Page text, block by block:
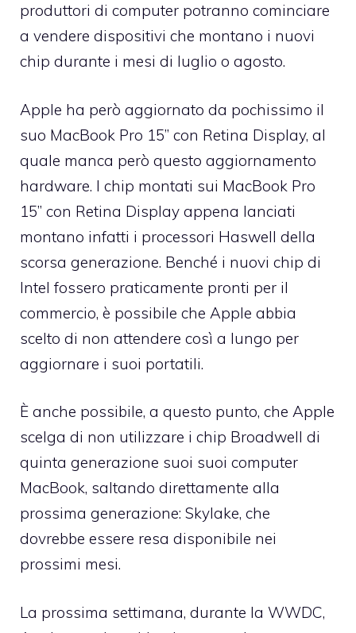
produttori di computer potranno cominciare
a vendere dispositivi che montano i nuovi
chip durante i mesi di luglio o agosto.
Apple ha però aggiornato da pochissimo il
suo MacBook Pro 15’’ con Retina Display, al
quale manca però questo aggiornamento
hardware. I chip montati sui MacBook Pro
15’’ con Retina Display appena lanciati
montano infatti i processori Haswell della
scorsa generazione. Benché i nuovi chip di
Intel fossero praticamente pronti per il
commercio, è possibile che Apple abbia
scelto di non attendere così a lungo per
aggiornare i suoi portatili.
È anche possibile, a questo punto, che Apple
scelga di non utilizzare i chip Broadwell di
quinta generazione suoi suoi computer
MacBook, saltando direttamente alla
prossima generazione: Skylake, che
dovrebbe essere resa disponibile nei
prossimi mesi.
La prossima settimana, durante la WWDC,